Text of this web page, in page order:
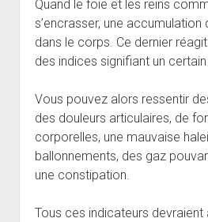
Quand le foie et les reins
s’encrasser, une accumulation
dans le corps. Ce dernier
des indices signifiant un
Vous pouvez alors ressentir
des douleurs articulaires, de
corporelles, une mauvaise
ballonnements, des gaz
une constipation.
Tous ces indicateurs